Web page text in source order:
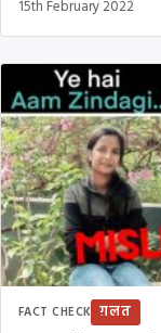
15th February 2022
FACT CHECK ग़लत